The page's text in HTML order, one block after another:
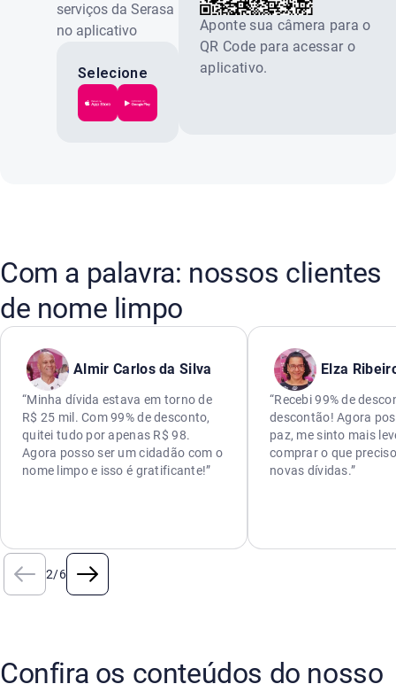
serviços da Serasa
no aplicativo
100% seguro.
Selecione
a loja do
seu
Aponte sua câmera para o
QR Code para acessar o
aplicativo.
Com a palavra: nossos clientes
de nome limpo
Almir Carlos da Silva
“Minha dívida estava em torno de
R$ 25 mil. Com 99% de desconto,
quitei tudo por apenas R$ 98.
Agora posso ser um cidadão com o
nome limpo e isso é gratificante!”
Elza
“Recebi 99% de
descontão! Agora
paz, me sinto mais
comprar o que
novas dívidas.”
2/6
Confira os conteúdos do nosso